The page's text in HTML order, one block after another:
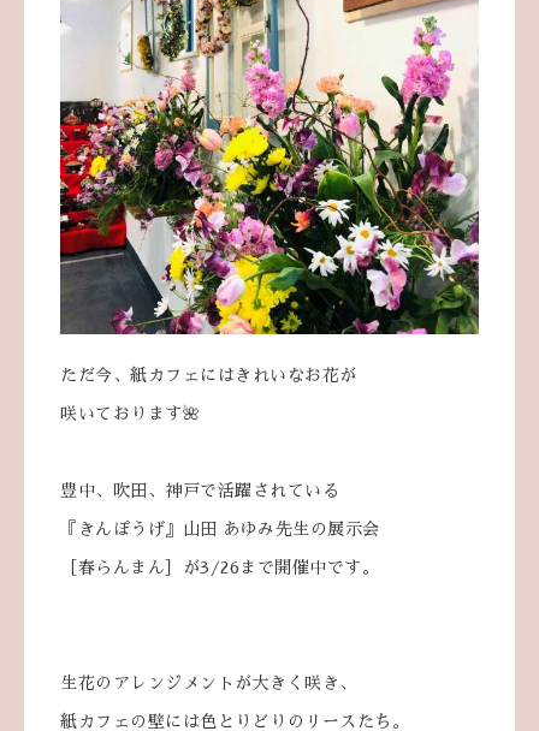
ただ今、紙カフェにはきれいなお花が
咲いております🌺
豊中、吹田、神戸で活躍されている
『きんぽうげ』山田 あゆみ先生の展示会
［春らんまん］が3/26まで開催中です。
生花のアレンジメントが大きく咲き、
紙カフェの壁には色とりどりのリースたち。